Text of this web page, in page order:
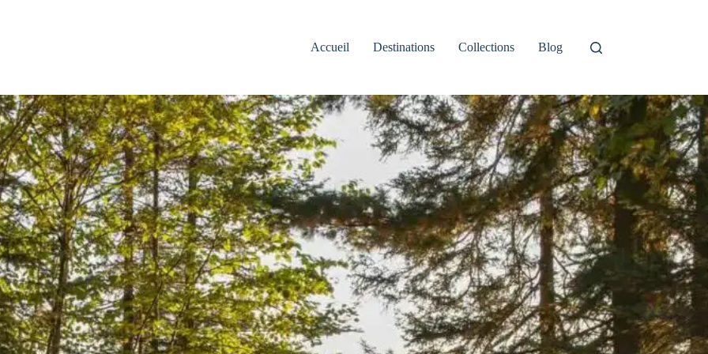
Accueil Destinations Collections Blog